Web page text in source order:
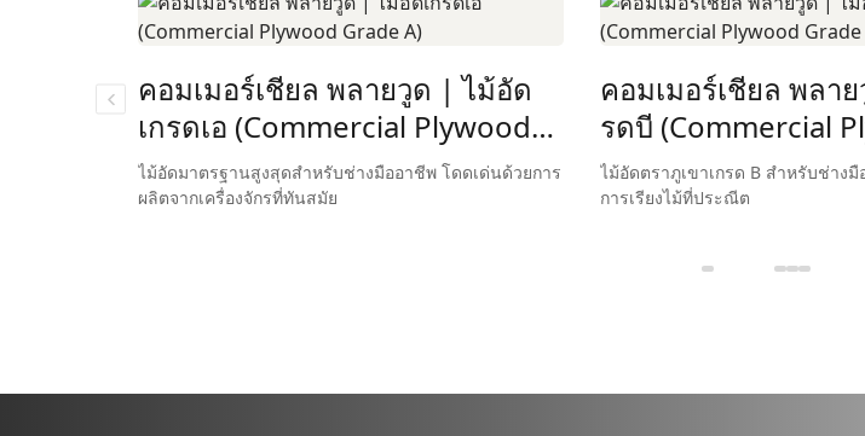
คอมเมอร์เชียล พลายวูด | ไม้อัด
เกรดเอ (Commercial Plywood
Grade A)
ไม้อัดมาตรฐานสูงสุดสำหรับช่างมืออาชีพ โดดเด่นด้วยการ
ผลิตจากเครื่องจักรที่ทันสมัย
คอมเมอร์เชียล พลา
รดบี (Commercial
Grade B)
ไม้อัดตราภูเขาเกรด B สำหรับช่าง
การเรียงไม้ที่ประณีต